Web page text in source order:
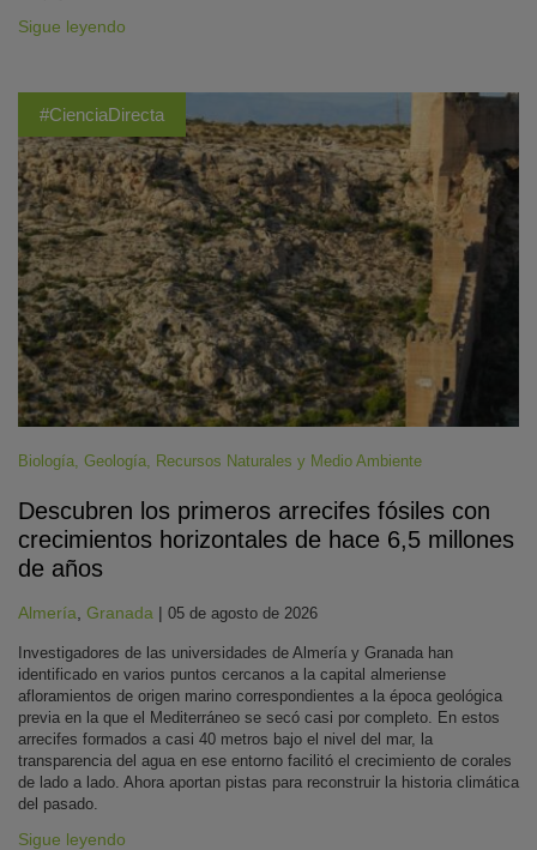
Sigue leyendo
#CienciaDirecta
Biología, Geología, Recursos Naturales y Medio Ambiente
Descubren los primeros arrecifes fósiles con
crecimientos horizontales de hace 6,5 millones
de años
Almería Granada | 05 de agosto de 2026
Investigadores de las universidades de Almería y Granada han
identificado en varios puntos cercanos a la capital almeriense
afloramientos de origen marino correspondientes a la época geológica
previa en la que el Mediterráneo se secó casi por completo. En estos
arrecifes formados a casi 40 metros bajo el nivel del mar, la
transparencia del agua en ese entorno facilitó el crecimiento de corales
de lado a lado. Ahora aportan pistas para reconstruir la historia climática
del pasado.
Sigue leyendo